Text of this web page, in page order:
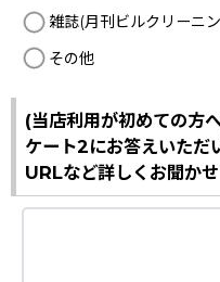
雑誌(月刊ビルクリーニ
その他
(当店利用が初めての方
ケート2にお答えいただ
URLなど詳しくお聞か